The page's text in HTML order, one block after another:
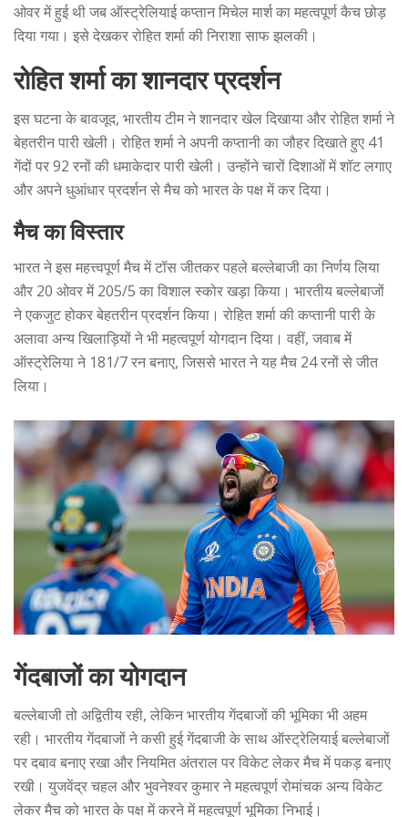
ओवर में हुई थी जब ऑस्ट्रेलियाई कप्तान मिचेल मार्श का महत्वपूर्ण कैच छोड़
दिया गया। इसे देखकर रोहित शर्मा की निराशा साफ झलकी।
रोहित शर्मा का शानदार प्रदर्शन
इस घटना के बावजूद, भारतीय टीम ने शानदार खेल दिखाया और रोहित शर्मा ने
बेहतरीन पारी खेली। रोहित शर्मा ने अपनी कप्तानी का जौहर दिखाते हुए 41
गेंदों पर 92 रनों की धमाकेदार पारी खेली। उन्होंने चारों दिशाओं में शॉट लगाए
और अपने धुआंधार प्रदर्शन से मैच को भारत के पक्ष में कर दिया।
मैच का विस्तार
भारत ने इस महत्त्वपूर्ण मैच में टॉस जीतकर पहले बल्लेबाजी का निर्णय लिया
और 20 ओवर में 205/5 का विशाल स्कोर खड़ा किया। भारतीय बल्लेबाजों
ने एकजुट होकर बेहतरीन प्रदर्शन किया। रोहित शर्मा की कप्तानी पारी के
अलावा अन्य खिलाड़ियों ने भी महत्वपूर्ण योगदान दिया। वहीं, जवाब में
ऑस्ट्रेलिया ने 181/7 रन बनाए, जिससे भारत ने यह मैच 24 रनों से जीत
लिया।
गेंदबाजों का योगदान
बल्लेबाजी तो अद्वितीय रही, लेकिन भारतीय गेंदबाजों की भूमिका भी अहम
रही। भारतीय गेंदबाजों ने कसी हुई गेंदबाजी के साथ ऑस्ट्रेलियाई बल्लेबाजों
पर दबाव बनाए रखा और नियमित अंतराल पर विकेट लेकर मैच में पकड़ बनाए
रखी। युजवेंद्र चहल और भुवनेश्वर कुमार ने महत्वपूर्ण रोमांचक अन्य विकेट
लेकर मैच को भारत के पक्ष में करने में महत्वपूर्ण भूमिका निभाई।